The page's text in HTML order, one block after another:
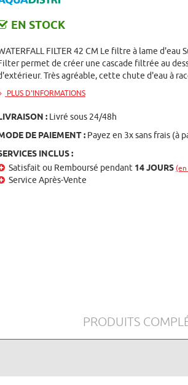
EN STOCK
FILTER 42 CM Le filtre à lame d'eau
permet de créer une cascade filtrée au
Très agréable, cette chute d'eau à
PLUS D'INFORMATIONS
: Livré sous 24/48h
DE PAIEMENT : Payez en 3x sans frais (à
INCLUS :
Satisfait ou Remboursé pendant 14 JOURS (en
Service Après-Vente
PRODUITS